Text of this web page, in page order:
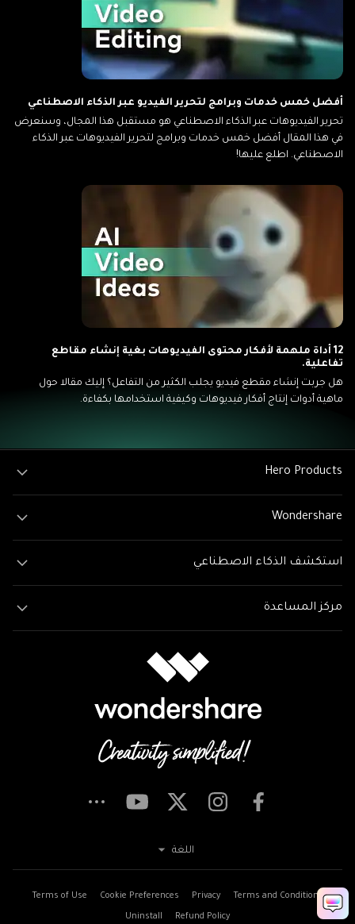
أفضل خمس خدمات وبرامج لتحرير الفيديو عبر الذكاء الاصطناعي
تحرير الفيديوهات عبر الذكاء الاصطناعي هو مستقبل هذا المجال، وسنعرض
في هذا المقال أفضل خمس خدمات وبرامج لتحرير الفيديوهات عبر الذكاء
الاصطناعي. اطلع عليها!
12 أداة ملهمة لأفكار محتوى الفيديوهات بغية إنشاء مقاطع
تفاعلية.
هل جربت إنشاء مقطع فيديو يجلب الكثير من التفاعل؟ إليك مقالا حول
ماهية أدوات إنتاج أفكار فيديوهات وكيفية استخدامها بكفاءة.
Hero Products
Wondershare
استكشف الذكاء الاصطناعي
مركز المساعدة
Terms and Conditions
Privacy
Cookie Preferences
Terms of Use
Refund Policy
Uninstall
اللغة